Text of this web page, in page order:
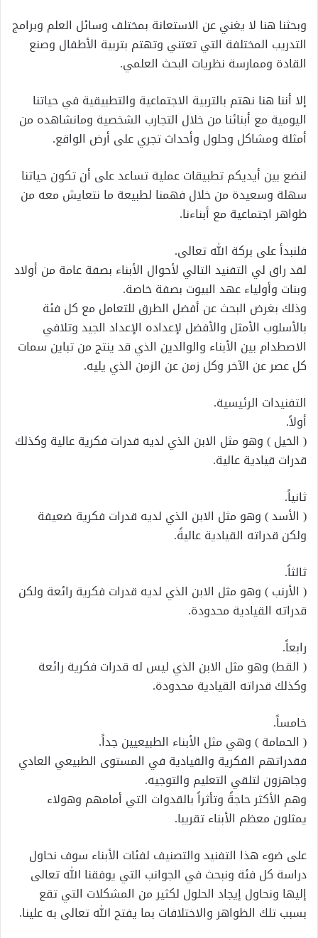
وبحثنا هنا لا يغني عن الاستعانة بمختلف وسائل العلم وبرامج
التدريب المختلفة التي تعتني وتهتم بتربية الأطفال وصنع
القادة وممارسة نظريات البحث العلمي.
إلا أننا هنا نهتم بالتربية الاجتماعية والتطبيقية في حياتنا
اليومية مع أبنائنا من خلال التجارب الشخصية ومانشاهده من
أمثلة ومشاكل وحلول وأحداث تجري على أرض الواقع.
لنضع بين أيديكم تطبيقات عملية تساعد على أن تكون حياتنا
سهلة وسعيدة من خلال فهمنا لطبيعة ما نتعايش معه من
ظواهر اجتماعية مع أبناءنا.
فلنبدأ على بركة الله تعالى.
لقد راق لي التفنيد التالي لأحوال الأبناء بصفة عامة من أولاد
وبنات وأولياء عهد البيوت بصفة خاصة.
وذلك بغرض البحث عن أفضل الطرق للتعامل مع كل فئة
بالأسلوب الأمثل والأفضل لإعداده الإعداد الجيد وتلافي
الاصطدام بين الأبناء والوالدين الذي قد ينتج من تباين سمات
كل عصر عن الآخر وكل زمن عن الزمن الذي يليه.
التفنيدات الرئيسية.
أولاً.
( الخيل ) وهو مثل الابن الذي لديه قدرات فكرية عالية وكذلك
قدرات قيادية عالية.
ثانياً.
( الأسد ) وهو مثل الابن الذي لديه قدرات فكرية ضعيفة
ولكن قدراته القيادية عاليةً.
ثالثاً.
( الأرنب ) وهو مثل الابن الذي لديه قدرات فكرية رائعة ولكن
قدراته القيادية محدودة.
رابعاً.
( القط) وهو مثل الابن الذي ليس له قدرات فكرية رائعة
وكذلك قدراته القيادية محدودة.
خامساً.
( الحمامة ) وهي مثل الأبناء الطبيعيين جداً.
فقدراتهم الفكرية والقيادية في المستوى الطبيعي العادي
وجاهزون لتلقي التعليم والتوجيه.
وهم الأكثر حاجةً وتأثراً بالقدوات التي أمامهم وهولاء
يمثلون معظم الأبناء تقريبا.
على ضوء هذا التفنيد والتصنيف لفئات الأبناء سوف نحاول
دراسة كل فئة ونبحث في الجوانب التي يوفقنا الله تعالى
إليها ونحاول إيجاد الحلول لكثير من المشكلات التي تقع
بسبب تلك الظواهر والاختلافات بما يفتح الله تعالى به علينا.